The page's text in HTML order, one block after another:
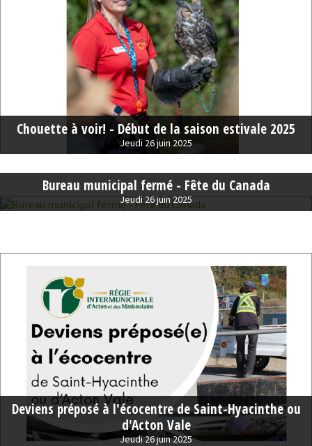
Chouette à voir! - Début de la saison estivale 2025
Jeudi 26 juin 2025
Bureau municipal fermé - Fête du Canada
Jeudi 26 juin 2025
Deviens préposé à l'écocentre de Saint-Hyacinthe ou
d'Acton Vale
Jeudi 26 juin 2025